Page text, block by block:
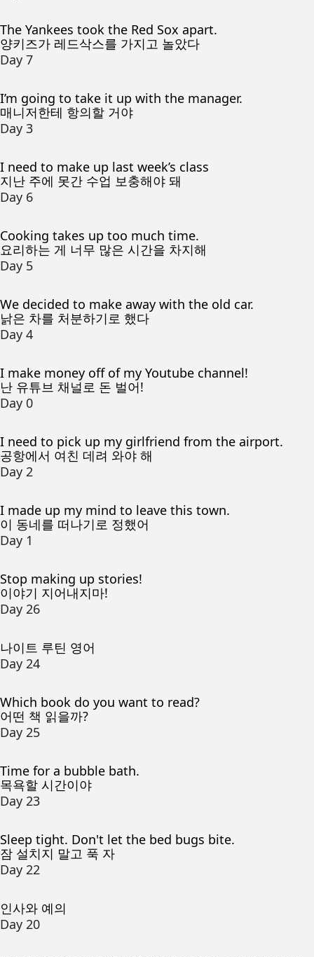
The Yankees took the Red Sox apart.
양키즈가 레드삭스를 가지고 놀았다
Day 7
I’m going to take it up with the manager.
매니저한테 항의할 거야
Day 3
I need to make up last week’s class
지난 주에 못간 수업 보충해야 돼
Day 6
Cooking takes up too much time.
요리하는 게 너무 많은 시간을 차지해
Day 5
We decided to make away with the old car.
낡은 차를 처분하기로 했다
Day 4
I make money off of my Youtube channel!
난 유튜브 채널로 돈 벌어!
Day 0
I need to pick up my girlfriend from the airport.
공항에서 여친 데려 와야 해
Day 2
I made up my mind to leave this town.
이 동네를 떠나기로 정했어
Day 1
Stop making up stories!
이야기 지어내지마!
Day 26
나이트 루틴 영어
Day 24
Which book do you want to read?
어떤 책 읽을까?
Day 25
Time for a bubble bath.
목욕할 시간이야
Day 23
Sleep tight. Don't let the bed bugs bite.
잠 설치지 말고 푹 자
Day 22
인사와 예의
Day 20